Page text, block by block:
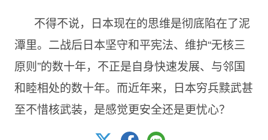
不得不说，日本现在的思维是彻底陷在了泥
潭里。二战后日本坚守和平宪法、维护“无核三
原则”的数十年，不正是自身快速发展、与邻国
和睦相处的数十年。而近年来，日本穷兵黩武甚
至不惜核武装，是感觉更安全还是更忧心？